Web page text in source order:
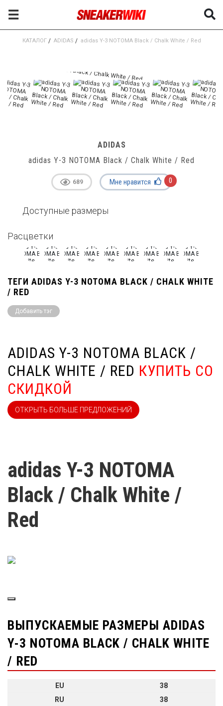
☰
КАТАЛОГ/ ADIDAS / adidas Y-3 NOTOMA Black / Chalk White / Red
ADIDAS Y-3 NOTOMA BLACK /
CHALK WHITE / RED КУПИТЬ СО
СКИДКОЙ
ОТКРЫТЬ БОЛЬШЕ ПРЕДЛОЖЕНИЙ
adidas Y-3 NOTOMA
Black / Chalk White /
Red
ВЫПУСКАЕМЫЕ РАЗМЕРЫ ADIDAS
Y-3 NOTOMA BLACK / CHALK WHITE
/ RED
EU
38
RU
38
ADIDAS
adidas Y-3 NOTOMA Black / Chalk White / Red
689 Мне нравится 0
Доступные размеры
Расцветки
ТЕГИ ADIDAS Y-3 NOTOMA BLACK / CHALK WHITE
/ RED
Добавить тэг